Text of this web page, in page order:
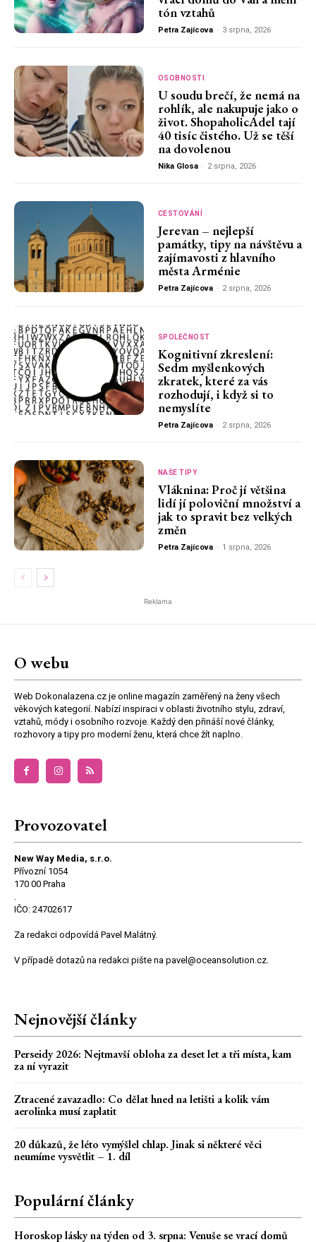
tón vztahů
Petra Zajícova - 3 srpna, 2026
OSOBNOSTI
U soudu brečí, že nemá na
rohlík, ale nakupuje jako o
život. ShopaholicAdel tají
40 tisíc čistého. Už se těší
na dovolenou
Nika Glosa - 2 srpna, 2026
CESTOVÁNÍ
Jerevan – nejlepší
památky, tipy na návštěvu a
zajímavosti z hlavního
města Arménie
Petra Zajícova - 2 srpna, 2026
SPOLEČNOST
Kognitivní zkreslení:
Sedm myšlenkových
zkratek, které za vás
rozhodují, i když si to
nemyslíte
Petra Zajícova - 2 srpna, 2026
NAŠE TIPY
Vláknina: Proč jí většina
lidí jí poloviční množství a
jak to spravit bez velkých
změn
Petra Zajícova - 1 srpna, 2026
Reklama
O webu
Web Dokonalazena.cz je online magazín zaměřený na ženy všech
věkových kategorií. Nabízí inspiraci v oblasti životního stylu, zdraví,
vztahů, módy i osobního rozvoje. Každý den přináší nové články,
rozhovory a tipy pro moderní ženu, která chce žít naplno.
Provozovatel
New Way Media, s.r.o.
Přívozní 1054
170 00 Praha
.
IČO: 24702617
Za redakci odpovídá Pavel Malátný.
V případě dotazů na redakci pište na pavel@oceansolution.cz.
Nejnovější články
Perseidy 2026: Nejtmavší obloha za deset let a tři místa, kam
za ní vyrazit
Ztracené zavazadlo: Co dělat hned na letišti a kolik vám
aerolinka musí zaplatit
20 důkazů, že léto vymýšlel chlap. Jinak si některé věci
neumíme vysvětlit – 1. díl
Populární články
Horoskop lásky na týden od 3. srpna: Venuše se vrací domů